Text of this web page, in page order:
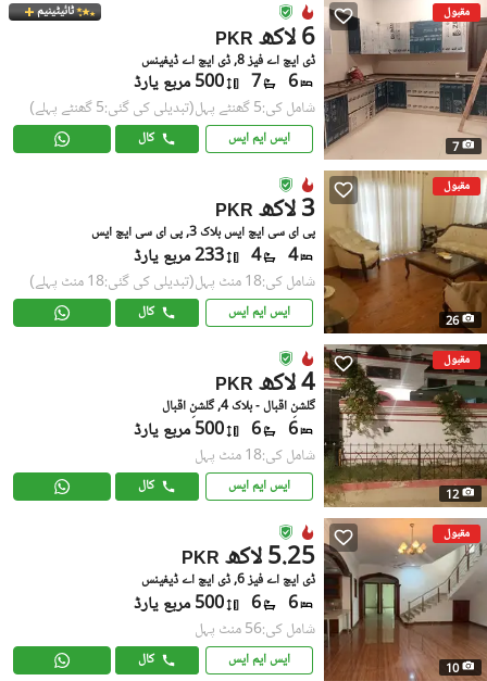
مقبول
7
ٹائیٹینیم
PKR 6 لاکھ
ڈی ایچ اے فیز 8, ڈی ایچ اے ڈیفینس
6
7 500 مربع یارڈ
شامل کی:5 گھنٹے پہل (تبدیلی کی گئی:5 گھنٹے پہلے)
ایس ایم ایس کال
مقبول
26
PKR 3 لاکھ
پی ای سی ایچ ایس بلاک 3, پی ای سی ایچ ایس
4
4 233 مربع یارڈ
شامل کی:18 منٹ پہل (تبدیلی کی گئی:18 منٹ پہلے)
ایس ایم ایس کال
مقبول
12
PKR 4 لاکھ
گلشنِ اقبال - بلاک 4, گلشنِ اقبال
6
6 500 مربع یارڈ
شامل کی:18 منٹ پہل
ایس ایم ایس کال
مقبول
10
PKR 5.25 لاکھ
ڈی ایچ اے فیز 6, ڈی ایچ اے ڈیفینس
6
6 500 مربع یارڈ
شامل کی:56 منٹ پہل
ایس ایم ایس کال